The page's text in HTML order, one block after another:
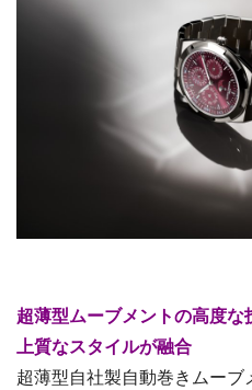
超薄型ムーブメントの高度な
上質なスタイルが融合
超薄型自社製自動巻きムー